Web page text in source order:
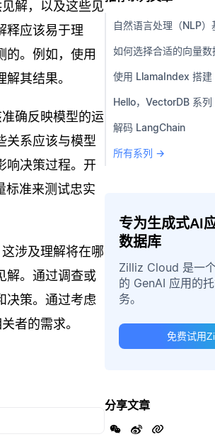
解，以及这些见
释应该易于理
的。例如，使用
其结果。
确反映模型的运
关系应该与模型
响决策过程。开
标准来测试忠实
涉及理解将在哪
解。通过调查或
决策。通过考虑
者的需求。
自然语言处理（NLP）
如何选择合适的向量数
使用 LlamaIndex 搭建
Hello，VectorDB 系列
解码 LangChain
所有系列 →
专为生成式AI
数据库
Zilliz Cloud 是一
的 GenAI 应用的
务。
免费试用
分享文章